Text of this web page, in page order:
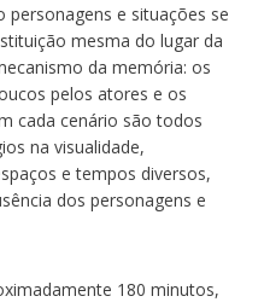
e situações se
mesma do lugar da
da memória: os
pelos atores e os
cada cenário são todos
na visualidade,
e tempos diversos,
dos personagens e
180 minutos,